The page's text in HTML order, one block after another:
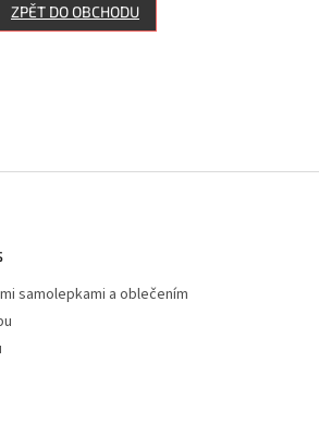
ZPĚT DO OBCHODU
samolepkami a oblečením